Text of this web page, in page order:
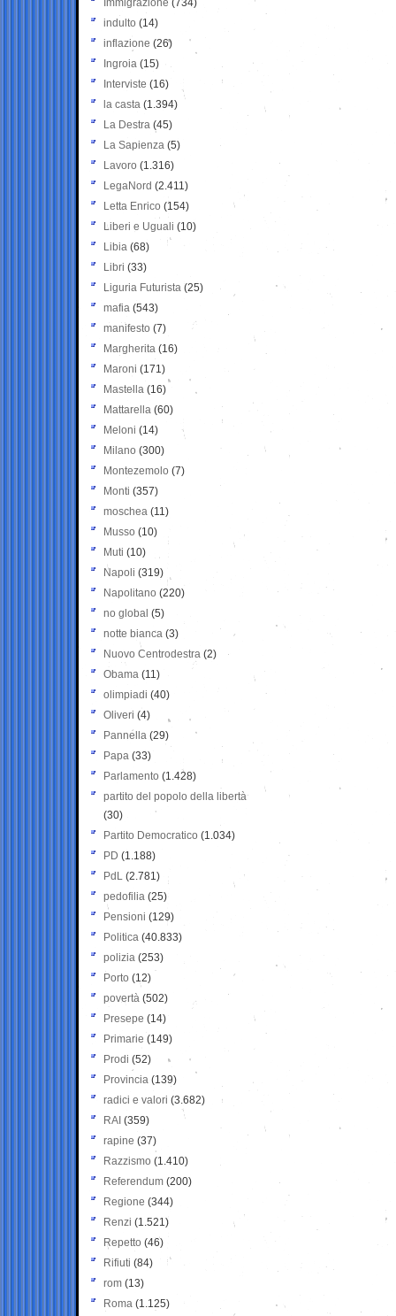
Immigrazione (734)
indulto (14)
inflazione (26)
Ingroia (15)
Interviste (16)
la casta (1.394)
La Destra (45)
La Sapienza (5)
Lavoro (1.316)
LegaNord (2.411)
Letta Enrico (154)
Liberi e Uguali (10)
Libia (68)
Libri (33)
Liguria Futurista (25)
mafia (543)
manifesto (7)
Margherita (16)
Maroni (171)
Mastella (16)
Mattarella (60)
Meloni (14)
Milano (300)
Montezemolo (7)
Monti (357)
moschea (11)
Musso (10)
Muti (10)
Napoli (319)
Napolitano (220)
no global (5)
notte bianca (3)
Nuovo Centrodestra (2)
Obama (11)
olimpiadi (40)
Oliveri (4)
Pannella (29)
Papa (33)
Parlamento (1.428)
partito del popolo della libertà
(30)
Partito Democratico (1.034)
PD (1.188)
PdL (2.781)
pedofilia (25)
Pensioni (129)
Politica (40.833)
polizia (253)
Porto (12)
povertà (502)
Presepe (14)
Primarie (149)
Prodi (52)
Provincia (139)
radici e valori (3.682)
RAI (359)
rapine (37)
Razzismo (1.410)
Referendum (200)
Regione (344)
Renzi (1.521)
Repetto (46)
Rifiuti (84)
rom (13)
Roma (1.125)